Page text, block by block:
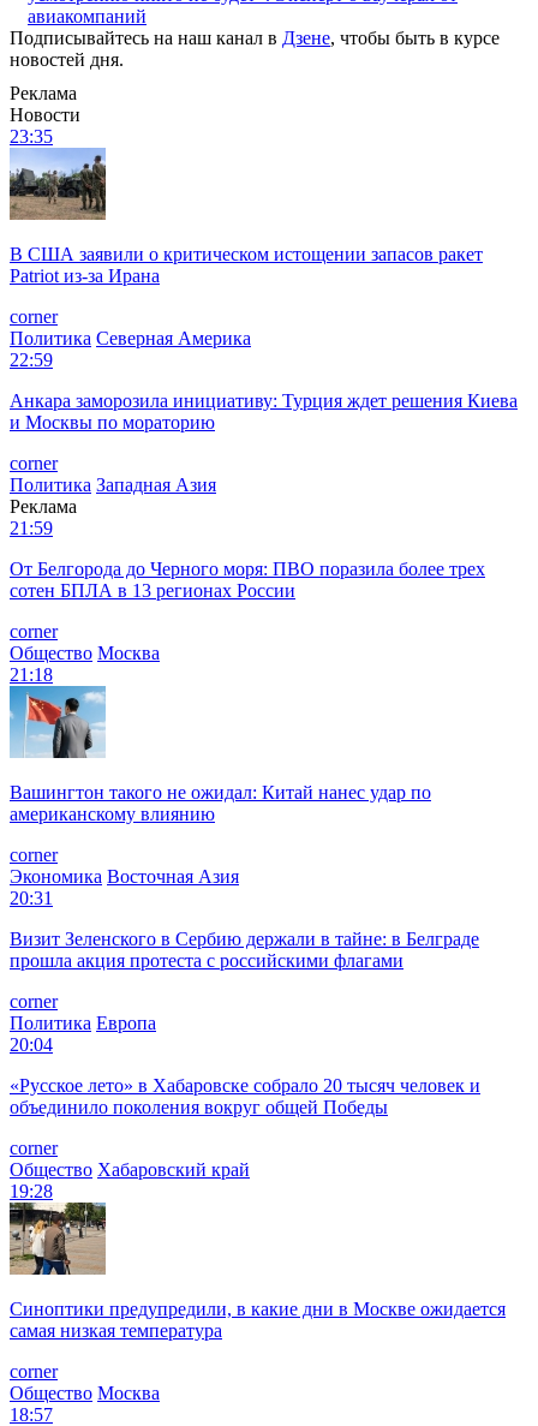
авиакомпаний
Подписывайтесь на наш канал в Дзене, чтобы быть в курсе
новостей дня.
Реклама
Новости
23:35
В США заявили о критическом истощении запасов ракет
Patriot из-за Ирана
corner
Политика Северная Америка
22:59
Анкара заморозила инициативу: Турция ждет решения Киева
и Москвы по мораторию
corner
Политика Западная Азия
Реклама
21:59
От Белгорода до Черного моря: ПВО поразила более трех
сотен БПЛА в 13 регионах России
corner
Общество Москва
21:18
Вашингтон такого не ожидал: Китай нанес удар по
американскому влиянию
corner
Экономика Восточная Азия
20:31
Визит Зеленского в Сербию держали в тайне: в Белграде
прошла акция протеста с российскими флагами
corner
Политика Европа
20:04
«Русское лето» в Хабаровске собрало 20 тысяч человек и
объединило поколения вокруг общей Победы
corner
Общество Хабаровский край
19:28
Синоптики предупредили, в какие дни в Москве ожидается
самая низкая температура
corner
Общество Москва
18:57